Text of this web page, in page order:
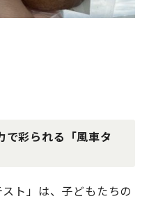
で彩られる「風車タ
ト」は、子どもたちの